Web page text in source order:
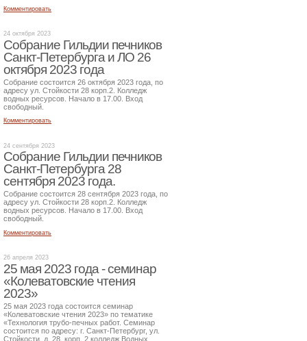
Комментировать
24 октября 2023
Собрание Гильдии печников
Санкт-Петербурга и ЛО 26
октября 2023 года
Собрание состоится 26 октября 2023 года, по
адресу ул. Стойкости 28 корп.2. Колледж
водных ресурсов. Начало в 17.00. Вход
свободный.
Комментировать
24 сентября 2023
Собрание Гильдии печников
Санкт-Петербурга 28
сентября 2023 года.
Собрание состоится 28 сентября 2023 года, по
адресу ул. Стойкости 28 корп.2. Колледж
водных ресурсов. Начало в 17.00. Вход
свободный.
Комментировать
26 апреля 2023
25 мая 2023 года - семинар
«Колеватовские чтения
2023»
25 мая 2023 года состоится семинар
«Колеватовские чтения 2023» по тематике
«Технология трубо-печных работ. Семинар
состоится по адресу: г. Санкт-Петербург, ул.
Стойкости, д. 28, корп. 2 колледж Водных